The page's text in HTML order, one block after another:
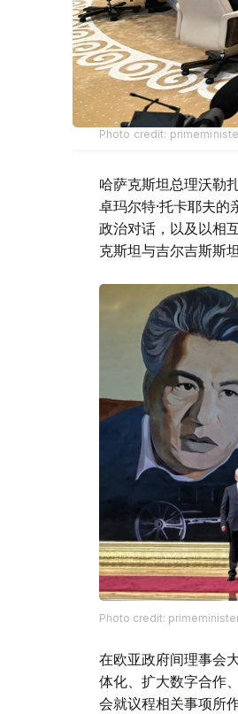
Photo credit:
哈萨克斯坦总理沃勒
卓玛尔特·托卡耶夫
政治对话，以及以相
克斯坦与吉尔吉斯斯
Photo credit:
在欧亚政府间理事会
体化、扩大数字合作
会就议程相关事项所